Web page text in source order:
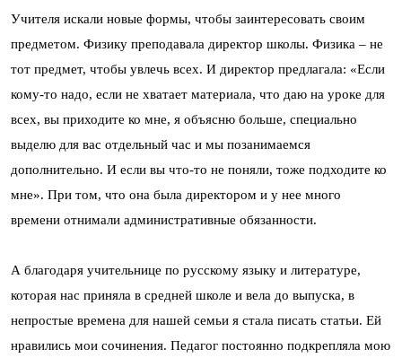
Учителя искали новые формы, чтобы заинтересовать своим
предметом. Физику преподавала директор школы. Физика – не
тот предмет, чтобы увлечь всех. И директор предлагала: «Если
кому-то надо, если не хватает материала, что даю на уроке для
всех, вы приходите ко мне, я объясню больше, специально
выделю для вас отдельный час и мы позанимаемся
дополнительно. И если вы что-то не поняли, тоже подходите ко
мне». При том, что она была директором и у нее много
времени отнимали административные обязанности.
А благодаря учительнице по русскому языку и литературе,
которая нас приняла в средней школе и вела до выпуска, в
непростые времена для нашей семьи я стала писать статьи. Ей
нравились мои сочинения. Педагог постоянно подкрепляла мою